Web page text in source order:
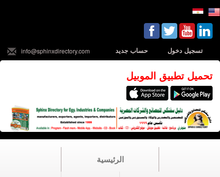
تسجيل دخول حساب جديد info@sphinxdirectory.com
تحميل تطبيق الموبيل
الرئيسية